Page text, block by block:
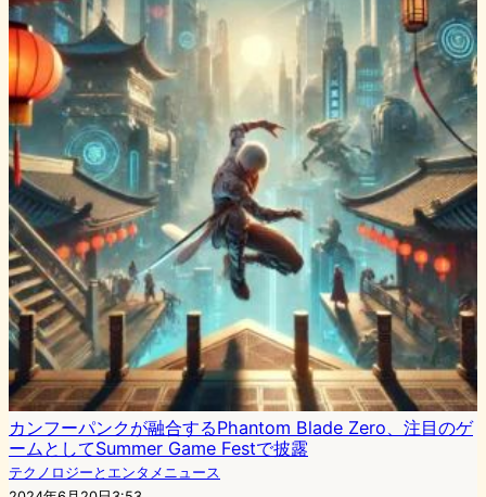
カンフーパンクが融合するPhantom Blade Zero、注目のゲ
ームとしてSummer Game Festで披露
テクノロジーとエンタメニュース